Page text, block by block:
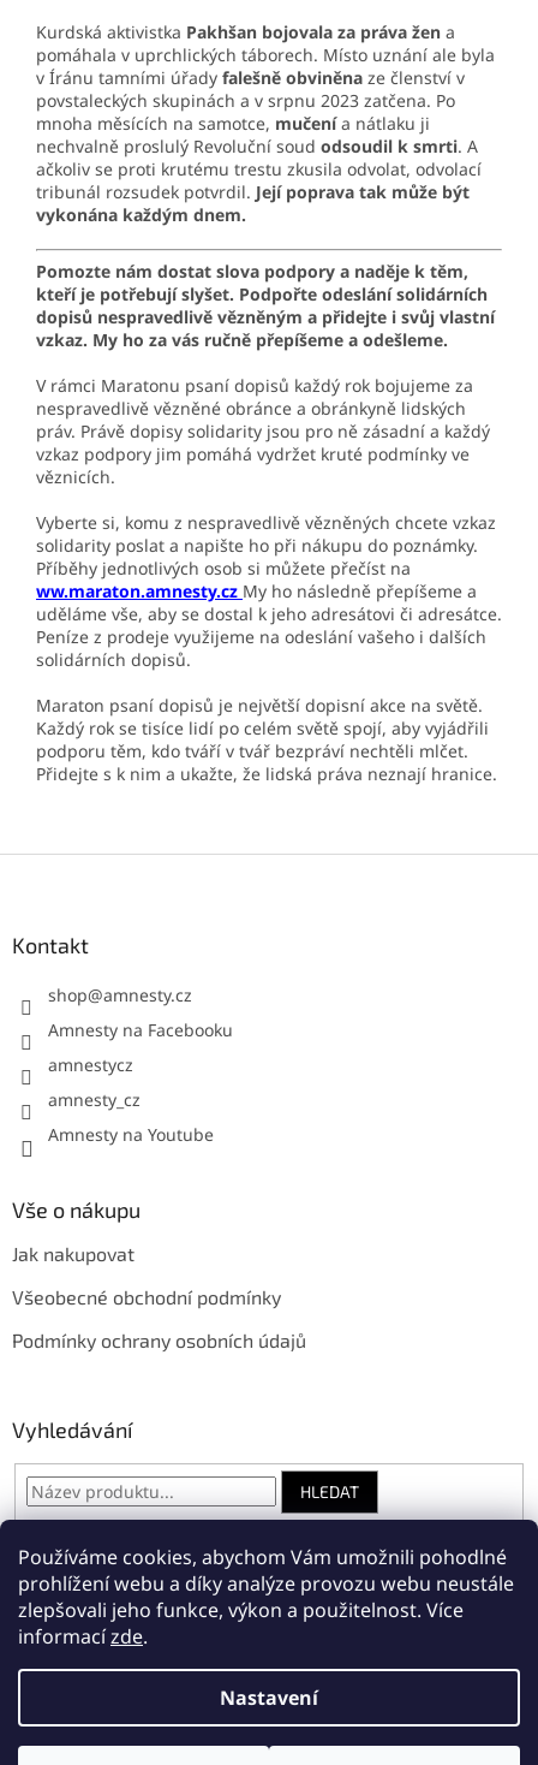
Používáme cookies, abychom Vám umožnili pohodlné
prohlížení webu a díky analýze provozu webu neustále
zlepšovali jeho funkce, výkon a použitelnost. Více
informacízde.
Nastavení
Kurdská aktivistka Pakhšan bojovala za práva žen a
pomáhala v uprchlických táborech. Místo uznání ale byla
v Íránu tamními úřady falešně obviněna ze členství v
povstaleckých skupinách a v srpnu 2023 zatčena. Po
mnoha měsících na samotce, mučenía nátlaku ji
nechvalně proslulý Revoluční soud odsoudil k smrti. A
ačkoliv se proti krutému trestu zkusila odvolat, odvolací
tribunál rozsudek potvrdil. Její poprava tak může být
vykonána každým dnem.
Pomozte nám dostat slova podpory a naděje k těm,
kteří je potřebují slyšet. Podpořte odeslání solidárních
dopisů nespravedlivě vězněným a přidejte i svůj vlastní
vzkaz. My ho za vás ručně přepíšeme a odešleme.
V rámci Maratonu psaní dopisů každý rok bojujeme za
nespravedlivě vězněné obránce a obránkyně lidských
práv. Právě dopisy solidarity jsou pro ně zásadní a každý
vzkaz podpory jim pomáhá vydržet kruté podmínky ve
věznicích.
Vyberte si, komu z nespravedlivě vězněných chcete vzkaz
solidarity poslat a napište ho při nákupu do poznámky.
Příběhy jednotlivých osob si můžete přečíst na
ww.maraton.amnesty.cz My ho následně přepíšeme a
uděláme vše, aby se dostal k jeho adresátovi či adresátce.
Peníze z prodeje využijeme na odeslání vašeho i dalších
solidárních dopisů.
Maraton psaní dopisů je největší dopisní akce na světě.
Každý rok se tisíce lidí po celém světě spojí, aby vyjádřili
podporu těm, kdo tváří v tvář bezpráví nechtěli mlčet.
Přidejte s k nim a ukažte, že lidská práva neznají hranice.
Kontakt
shop@amnesty.cz
Amnesty na Facebooku
amnestycz
amnesty_cz
Amnesty na Youtube
Vše o nákupu
Jak nakupovat
Všeobecné obchodní podmínky
Podmínky ochrany osobních údajů
Vyhledávání
HLEDAT
Amnesty International Česká republika
Vytvořil Shoptet